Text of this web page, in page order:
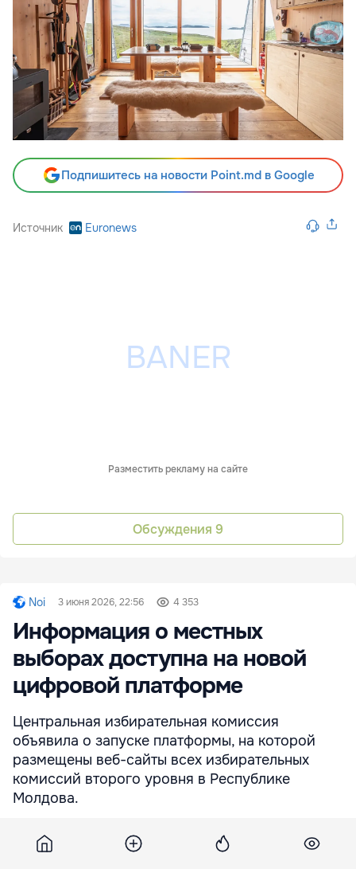
Подпишитесь на новости Point.md в Google
Источник Euronews
Разместить рекламу на сайте
Обсуждения 9
Noi 3 июня 2026, 22:56 4 353
Информация о местных
выборах доступна на новой
цифровой платформе
Центральная избирательная комиссия
объявила о запуске платформы, на которой
размещены веб-сайты всех избирательных
комиссий второго уровня в Республике
Молдова.